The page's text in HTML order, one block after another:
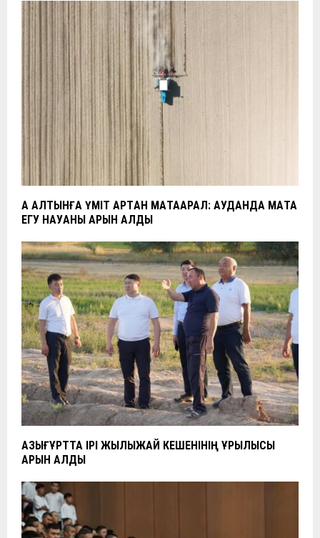
АҚ АЛТЫНҒА ҮМІТ АРТҚАН МАҚТААРАЛ: АУДАНДА МАҚТА
ЕГУ НАУҚАНЫ ҚАРҚЫН АЛДЫ
ҚАЗЫҒҰРТТА ІРІ ЖЫЛЫЖАЙ КЕШЕНІНІҢ ҚҰРЫЛЫСЫ
ҚАРҚЫН АЛДЫ